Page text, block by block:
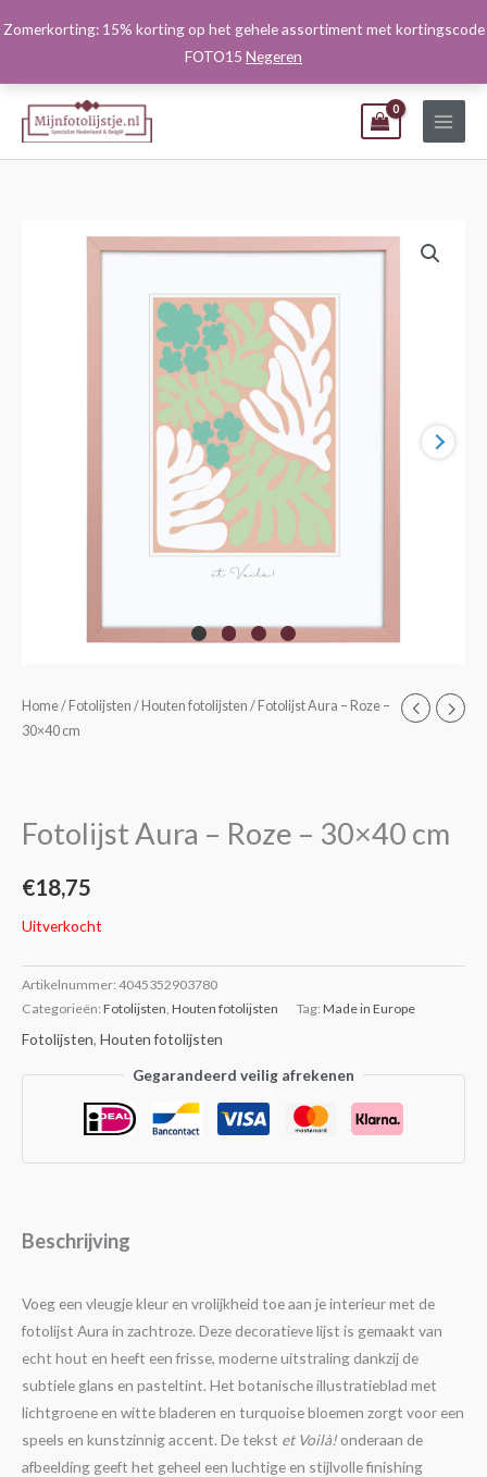
Zomerkorting: 15% korting op het gehele assortiment met kortingscode
FOTO15 Negeren
naar
Home/ Fotolijsten / Houten fotolijsten / Fotolijst Aura – Roze –
30×40 cm
Fotolijst Aura – Roze – 30×40 cm
€18,75
Uitverkocht
Artikelnummer: 4045352903780
Categorieën: Fotolijsten, Houten fotolijsten Tag: Made in Europe
Fotolijsten, Houten fotolijsten
Gegarandeerd veilig afrekenen
Beschrijving
Voeg een vleugje kleur en vrolijkheid toe aan je interieur met de
fotolijst Aura in zachtroze. Deze decoratieve lijst is gemaakt van
echt hout en heeft een frisse, moderne uitstraling dankzij de
subtiele glans en pasteltint. Het botanische illustratieblad met
lichtgroene en witte bladeren en turquoise bloemen zorgt voor een
speels en kunstzinnig accent. De tekst et Voilà!onderaan de
afbeelding geeft het geheel een luchtige en stijlvolle finishing